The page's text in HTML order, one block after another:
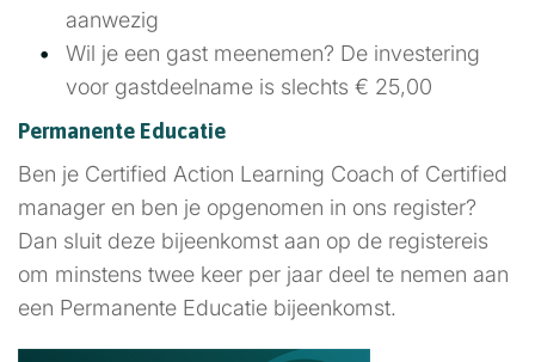
aanwezig
Wil je een gast meenemen? De investering
voor gastdeelname is slechts € 25,00
Permanente Educatie
Ben je Certified Action Learning Coach of Certified
manager en ben je opgenomen in ons register?
Dan sluit deze bijeenkomst aan op de registereis
om minstens twee keer per jaar deel te nemen aan
een Permanente Educatie bijeenkomst.